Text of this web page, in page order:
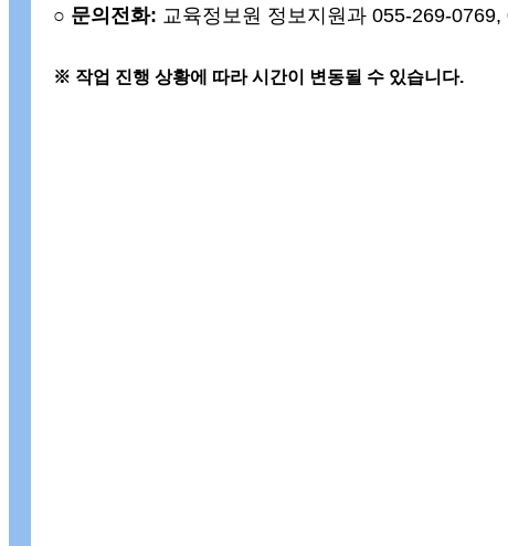
○ 문의전화: 교육정보원 정보지원과 055-269-0769,
※ 작업 진행 상황에 따라 시간이 변동될 수 있습니다.